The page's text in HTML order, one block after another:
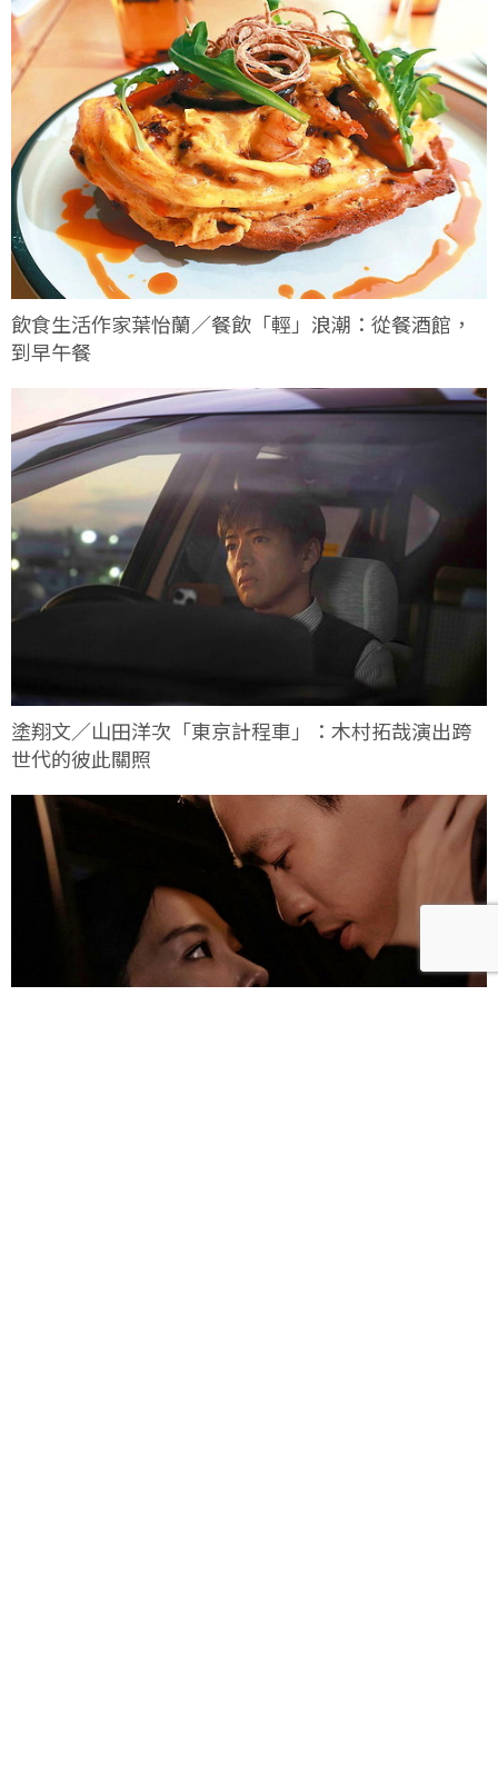
飲食生活作家葉怡蘭／餐飲「輕」浪潮：從餐酒館，
到早午餐
塗翔文／山田洋次「東京計程車」：木村拓哉演出跨
世代的彼此關照